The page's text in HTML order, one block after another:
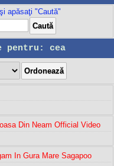
apăsaţi "Caută"
pentru: cea
Din Neam Official Video
In Gura Mare Sagapoo